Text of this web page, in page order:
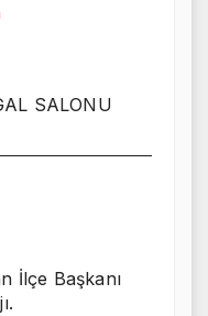
SALONU
İlçe Başkanı